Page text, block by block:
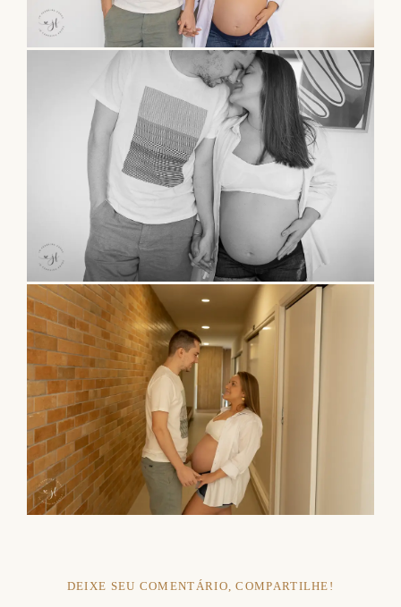
DEIXE SEU COMENTÁRIO, COMPARTILHE!